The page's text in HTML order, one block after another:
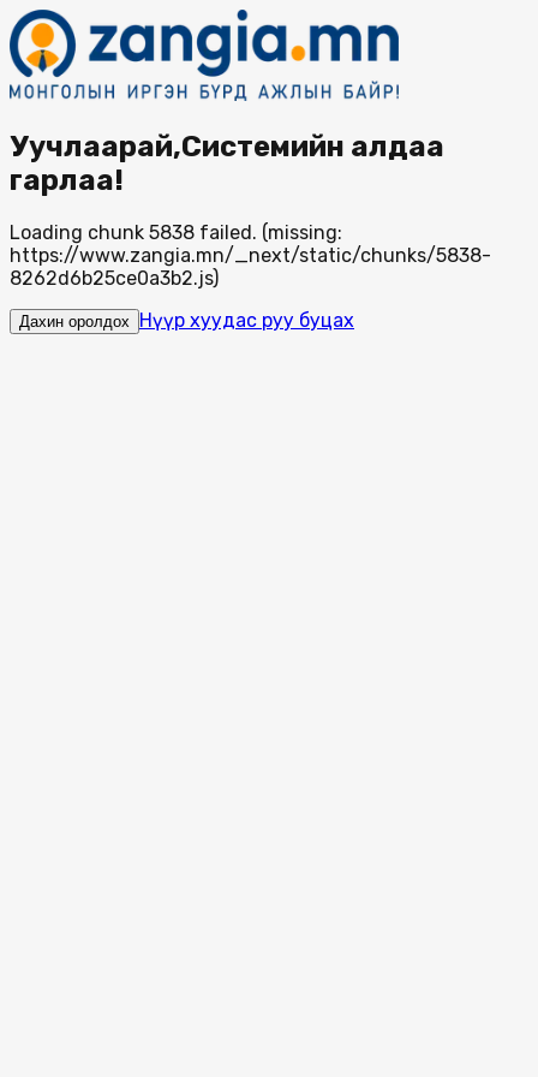
Уучлаарай,Системийн алдаа
гарлаа!
Loading chunk 5838 failed. (missing:
https://www.zangia.mn/_next/static/chunks/5838-
8262d6b25ce0a3b2.js)
Дахин оролдох Нүүр хуудас руу буцах